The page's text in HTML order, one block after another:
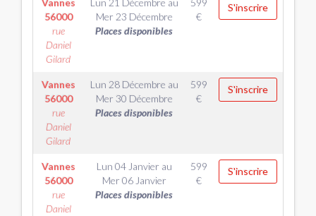
Vannes
56000
rue
Daniel
Gilard
Lun 21 Décembre au
Mer 23 Décembre
Places disponibles
599
€
S'inscrire
Vannes
56000
rue
Daniel
Gilard
Lun 28 Décembre au
Mer 30 Décembre
Places disponibles
599
€
S'inscrire
Vannes
56000
rue
Daniel
Lun 04 Janvier au
Mer 06 Janvier
Places disponibles
599
€
S'inscrire